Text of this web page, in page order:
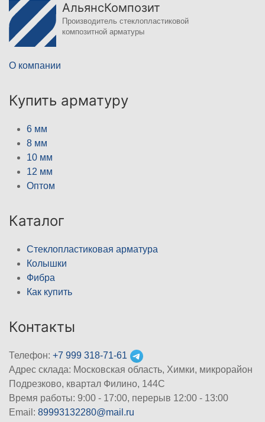
АльянсКомпозит
Производитель стеклопластиковой
композитной арматуры
О компании
Купить арматуру
6 мм
8 мм
10 мм
12 мм
Оптом
Каталог
Стеклопластиковая арматура
Колышки
Фибра
Как купить
Контакты
Телефон: +7 999 318-71-61
Адрес склада: Московская область, Химки, микрорайон
Подрезково, квартал Филино, 144С
Время работы: 9:00 - 17:00, перерыв 12:00 - 13:00
Email: 89993132280@mail.ru